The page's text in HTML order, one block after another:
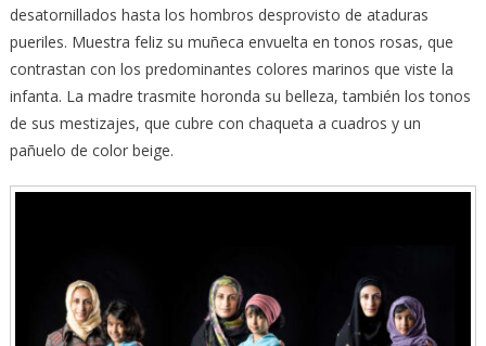
desatornillados hasta los hombros desprovisto de ataduras
pueriles. Muestra feliz su muñeca envuelta en tonos rosas, que
contrastan con los predominantes colores marinos que viste la
infanta. La madre trasmite horonda su belleza, también los tonos
de sus mestizajes, que cubre con chaqueta a cuadros y un
pañuelo de color beige.